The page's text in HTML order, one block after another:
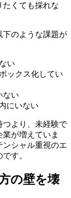
たくても採れな
下のような課題が
い
ックス化してい
ない
にいない
つより、未経験で
が増えていま
シャル重視のエ
です。
の壁を壊